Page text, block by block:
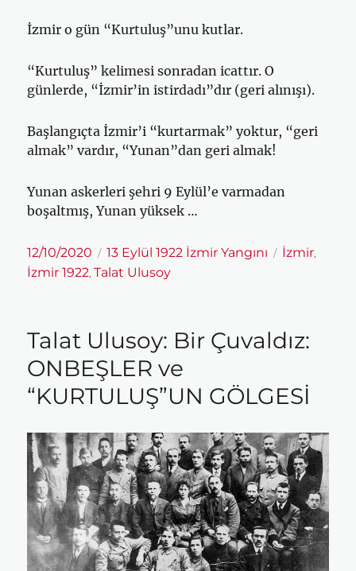
İzmir o gün “Kurtuluş”unu kutlar.
“Kurtuluş” kelimesi sonradan icattır. O
günlerde, “İzmir’in istirdadı”dır (geri alınışı).
Başlangıçta İzmir’i “kurtarmak” yoktur, “geri
almak” vardır, “Yunan”dan geri almak!
Yunan askerleri şehri 9 Eylül’e varmadan
boşaltmış, Yunan yüksek …
Yayın
tarihi
12/10/2020 Kategoriler
13 Eylül 1922 İzmir Yangını Etiketler
İzmir,
İzmir 1922,Talat Ulusoy
Talat Ulusoy: Bir Çuvaldız:
ONBEŞLER ve
“KURTULUŞ”UN GÖLGESİ